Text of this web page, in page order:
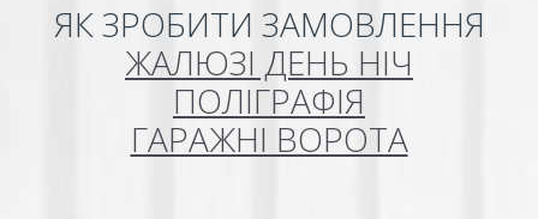
ЯК ЗРОБИТИ ЗАМОВЛЕННЯ
ЖАЛЮЗІ ДЕНЬ НІЧ
ПОЛІГРАФІЯ
ГАРАЖНІ ВОРОТА